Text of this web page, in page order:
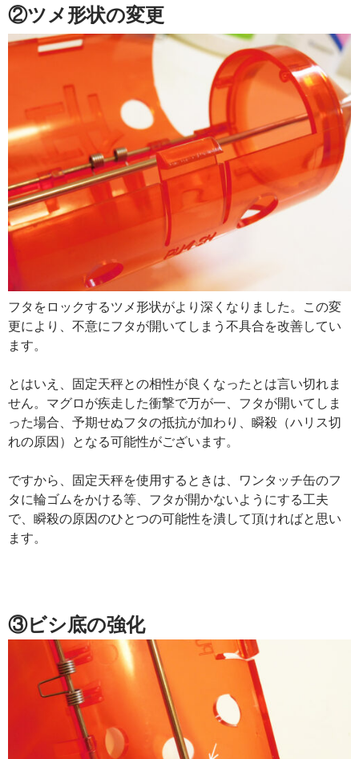
②ツメ形状の変更
フタをロックするツメ形状がより 深くなりました。この変
更により、不意にフタが開いてしまう不具合を改善してい
ます。
とはいえ、固定天秤との相性が良くなったとは言い切れま
せん。マグロが疾走した衝撃で万が一、フタが開いてしま
った場合、予期せぬフタの抵抗が加わり、瞬殺（ハリス切
れの原因）となる可能性がございます。
ですから、固定天秤を使用するときは、ワンタッチ缶のフ
タに輪ゴムをかける等、フタが開かないようにする工夫
で、瞬殺の原因のひとつの可能性を潰して頂ければと思い
ます。
③ビシ底の強化